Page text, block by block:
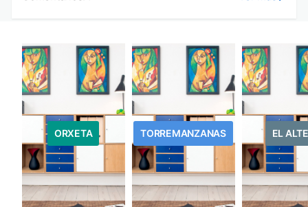
ORXETA TORREMANZANAS EL